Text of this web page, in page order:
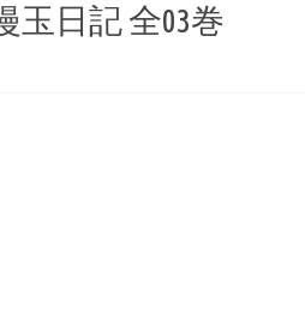
玉日記 全03巻